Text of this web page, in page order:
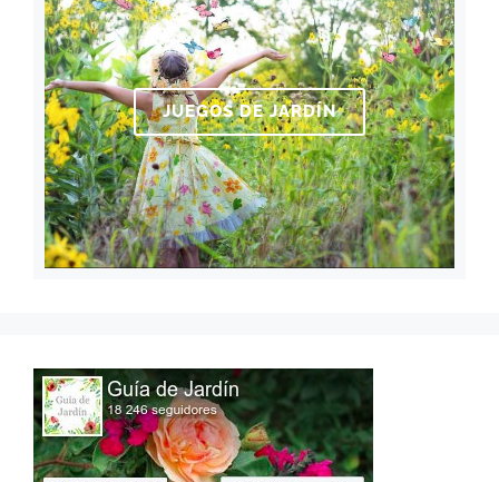
JUEGOS DE JARDÍN